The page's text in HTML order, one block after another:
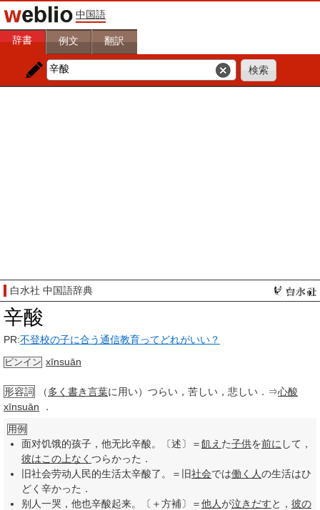
中国語
辞書 例文 翻訳
白水社 中国語辞典
辛酸
PR:不登校の子に合う通信教育ってどれがいい？
ピンイン xīnsuān
形容詞 （多く 書き言葉に用い）つらい，苦しい，悲しい．⇒心酸
xīnsuān ．
用例
面对饥饿的孩子，他无比辛酸。〔述〕＝飢え た子供を前に して，
彼はこの上なく つらかった．
旧社会劳动人民的生活太辛酸了。＝旧社会では働く人の生活はひ
どく辛かった．
别人一哭，他也辛酸起来。〔＋方補〕＝他人が泣きだすと， 彼の